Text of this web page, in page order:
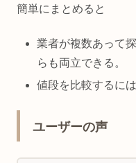
簡単にまとめると
業者が複数あって
らも両立できる。
値段を比較するに
ユーザーの声